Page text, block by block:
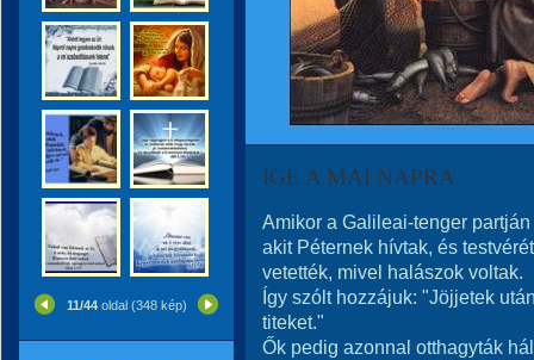
11/44oldal (348 kép)
IGE A MAI NAPRA
Amikor a Galileai-tenger
akit Péternek hívtak, és
vetették, mivel halászok voltak.
Így szólt hozzájuk: "Jöjjetek
titeket."
Ők pedig azonnal otthagyták